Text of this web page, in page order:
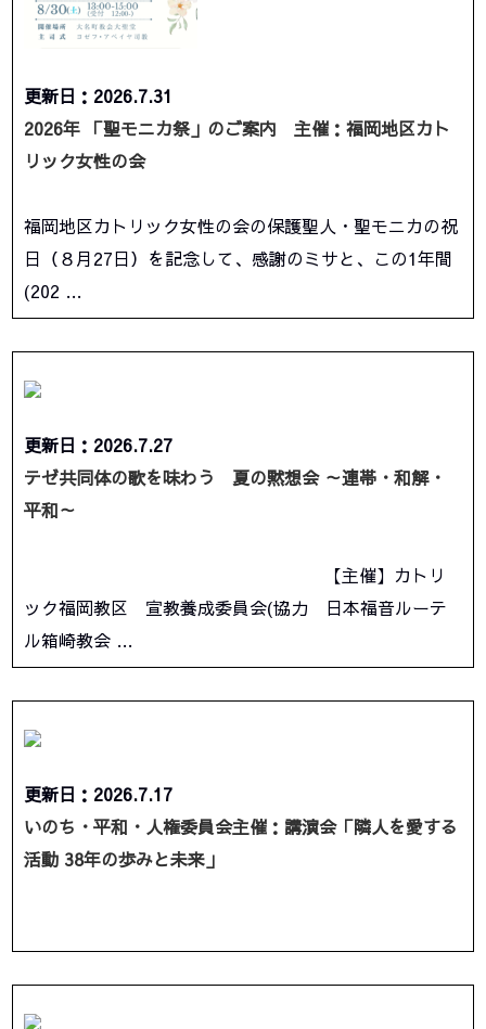
更新日：2026.7.31
2026年 「聖モニカ祭」のご案内 主催：福岡地区カト
リック女性の会
福岡地区カトリック女性の会の保護聖人・聖モニカの祝
日（８月27日）を記念して、感謝のミサと、この1年間
(202 …
更新日：2026.7.27
テゼ共同体の歌を味わう 夏の黙想会 ～連帯・和解・
平和～
【主催】カトリ
ック福岡教区 宣教養成委員会(協力 日本福音ルーテ
ル箱崎教会 …
更新日：2026.7.17
いのち・平和・人権委員会主催：講演会「隣人を愛する
活動 38年の歩みと未来」